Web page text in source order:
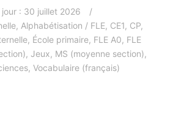
: 30 juillet 2026
, Alphabétisation / FLE, CE1, CP,
, École primaire, FLE A0, FLE
, Jeux, MS (moyenne section),
, Vocabulaire (français)